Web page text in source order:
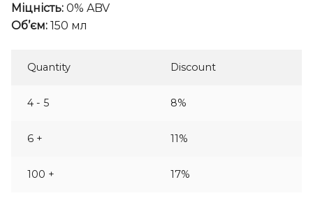
Міцність: 0% ABV
Об’єм: 150 мл
Quantity Discount
4 - 5 8%
6 + 11%
100 + 17%